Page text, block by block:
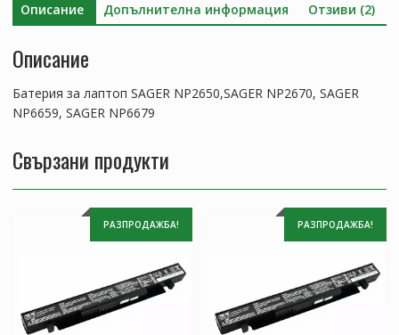
SAGER
SAGER
Описание Допълнителна информация Отзиви (2)
Описание
Батерия за лаптоп SAGER NP2650,SAGER NP2670, SAGER
NP6659, SAGER NP6679
Свързани продукти
РАЗПРОДАЖБА! РАЗПРОДАЖБА!